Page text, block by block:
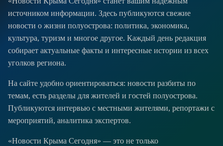
источником информации. Здесь публикуются свежие
новости о жизни полуострова: политика, экономика,
культура, туризм и многое другое. Каждый день редакция
собирает актуальные факты и интересные истории из всех
уголков региона.
На сайте удобно ориентироваться: новости разбиты по
темам, есть разделы для жителей и гостей полуострова.
Публикуются интервью с местными жителями, репортажи с
мероприятий, аналитика экспертов.
«Новости Крыма Сегодня» — это не только